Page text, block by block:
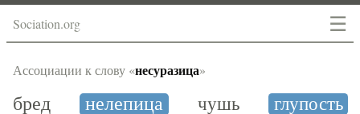
☰
Sociation.org
Ассоциации к слову «несуразица»
бред нелепица чушь глупость